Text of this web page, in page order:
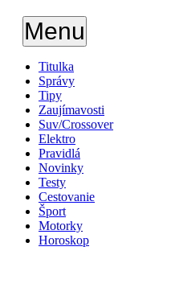
Menu
Titulka
Správy
Tipy
Zaujímavosti
Suv/Crossover
Elektro
Pravidlá
Novinky
Testy
Cestovanie
Šport
Motorky
Horoskop